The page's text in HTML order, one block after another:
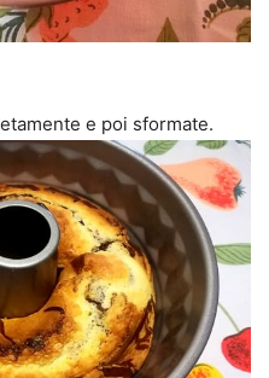
e poi sformate.